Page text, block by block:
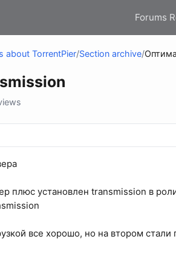
Forums
about TorrentPier/Section archive/
плюс установлен transmission в
все хорошо, но на втором стали